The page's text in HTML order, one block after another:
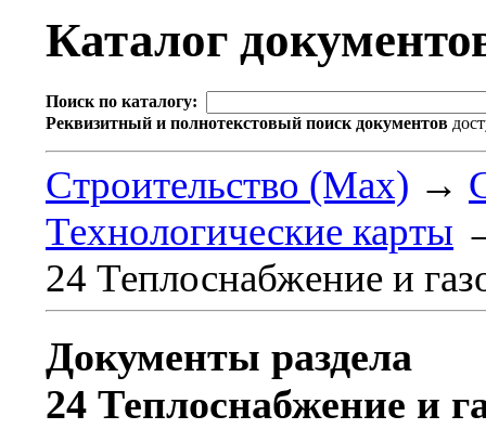
Каталог
Поиск по каталогу:
Реквизитный и полнотекстовый поиск документов
Строительство (Max) →
Технологические карты
24 Теплоснабжение и
Документы раздела
24 Теплоснабжение и